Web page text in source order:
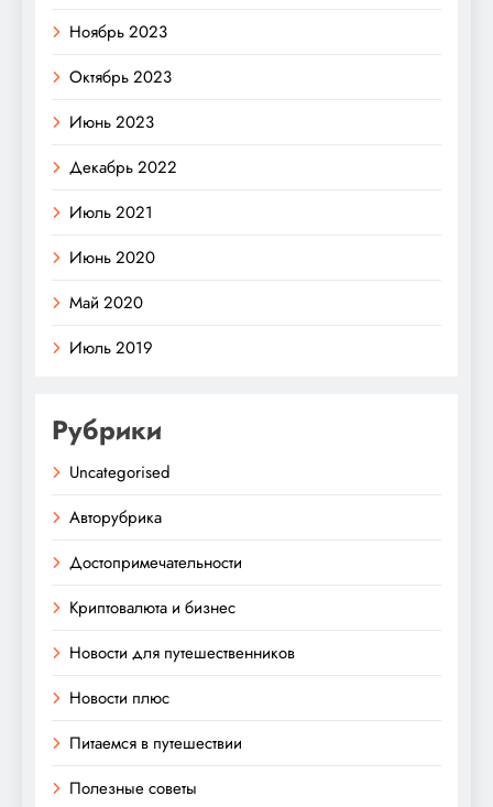
Ноябрь 2023
Октябрь 2023
Июнь 2023
Декабрь 2022
Июль 2021
Июнь 2020
Май 2020
Июль 2019
Рубрики
Uncategorised
Авторубрика
Достопримечательности
Криптовалюта и бизнес
Новости для путешественников
Новости плюс
Питаемся в путешествии
Полезные советы